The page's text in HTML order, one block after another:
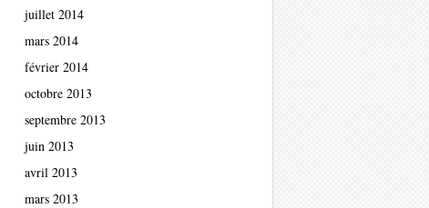
juillet 2014
mars 2014
février 2014
octobre 2013
septembre 2013
juin 2013
avril 2013
mars 2013